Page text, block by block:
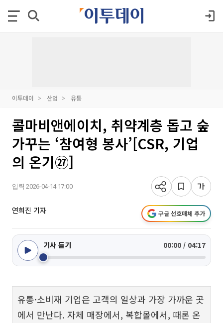
이투데이 산업 유통
콜마비앤에이치, 취약계층 돕고 숲
가꾸는 ‘참여형 봉사’[CSR, 기업
의 온기㉗]
입력 2026-04-14 17:00
연희진 기자 구글 선호매체 추가
기사 듣기 00:00 / 04:17
유통·소비재 기업은 고객의 일상과 가장 가까운 곳
에서 만난다. 자체 매장에서, 복합몰에서, 때론 온